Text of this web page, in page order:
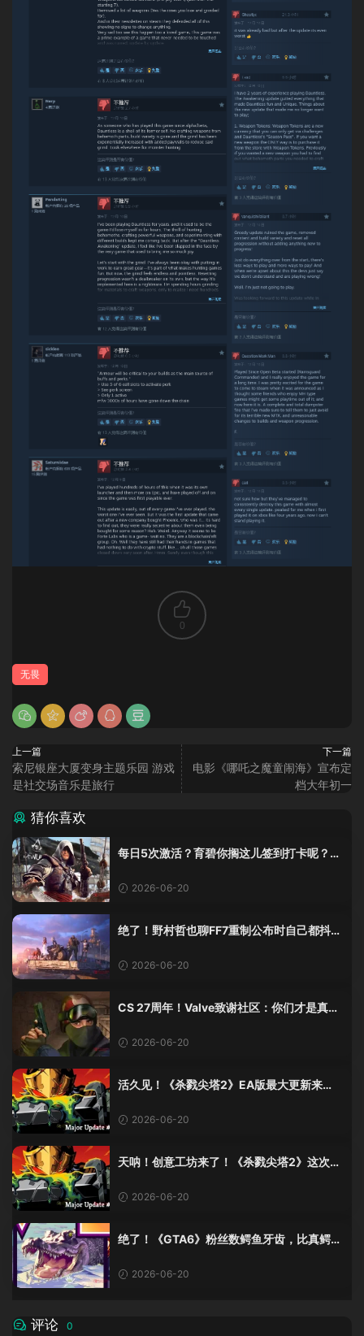
0
无畏
上一篇
索尼银座大厦变身主题乐园 游戏
是社交场音乐是旅行
下一篇
电影《哪吒之魔童闹海》宣布定
档大年初一
猜你喜欢
每日5次激活？育碧你搁这儿签到打卡呢？
2026-06-20
绝了！野村哲也聊FF7重制公布时自己都抖
2026-06-20
CS 27周年！Valve致谢社区：你们才是真传
2026-06-20
活久见！《杀戮尖塔2》EA版最大更新来
2026-06-20
天呐！创意工坊来了！《杀戮尖塔2》这次更
2026-06-20
绝了！《GTA6》粉丝数鳄鱼牙齿，比真鳄鱼
2026-06-20
评论 0